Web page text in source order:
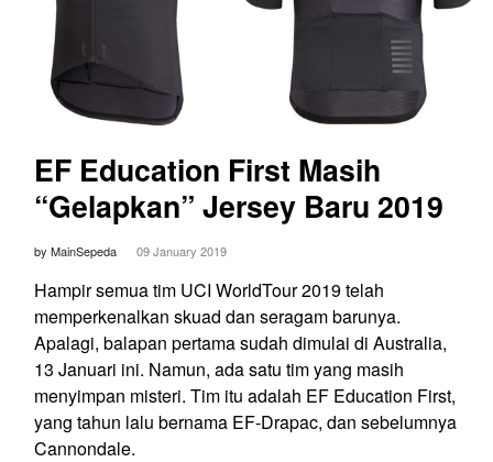
EF Education First Masih
“Gelapkan” Jersey Baru 2019
by MainSepeda 09 January 2019
Hampir semua tim UCI WorldTour 2019 telah
memperkenalkan skuad dan seragam barunya.
Apalagi, balapan pertama sudah dimulai di Australia,
13 Januari ini. Namun, ada satu tim yang masih
menyimpan misteri. Tim itu adalah EF Education First,
yang tahun lalu bernama EF-Drapac, dan sebelumnya
Cannondale.